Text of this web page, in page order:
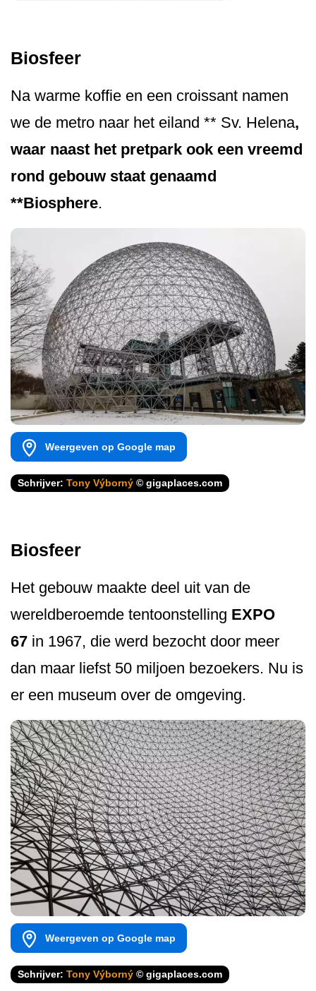
Biosfeer
Na warme koffie en een croissant namen
we de metro naar het eiland ** Sv. Helena,
waar naast het pretpark ook een vreemd
rond gebouw staat genaamd
**Biosphere.
Weergeven op Google map
Schrijver: Tony Výborný © gigaplaces.com
Biosfeer
Het gebouw maakte deel uit van de
wereldberoemde tentoonstelling EXPO
67 in 1967, die werd bezocht door meer
dan maar liefst 50 miljoen bezoekers. Nu is
er een museum over de omgeving.
Weergeven op Google map
Schrijver: Tony Výborný © gigaplaces.com